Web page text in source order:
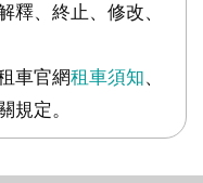
釋、終止、修改、
車官網租車須知、
規定。